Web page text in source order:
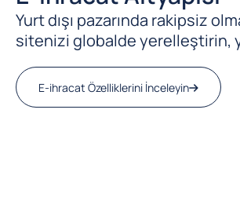
Yurt dışı pazarında rakipsiz
sitenizi globalde yerelleştirin,
E-ihracat Özelliklerini İnceleyin